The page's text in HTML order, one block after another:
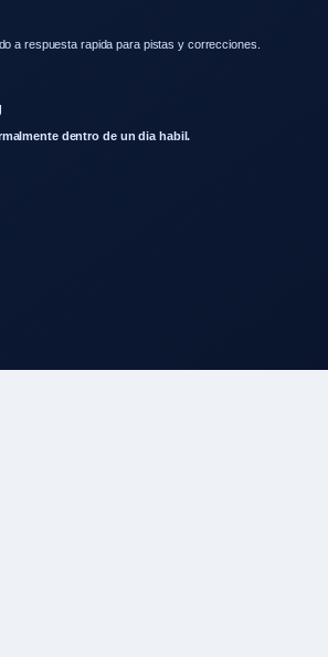
a respuesta rapida para pistas y correcciones.
dentro de un dia habil.